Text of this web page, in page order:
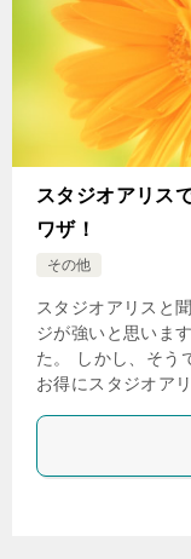
スタジオアリス
ワザ！
その他
スタジオアリスと
ジが強いと思いま
た。 しかし、そう
お得にスタジオア